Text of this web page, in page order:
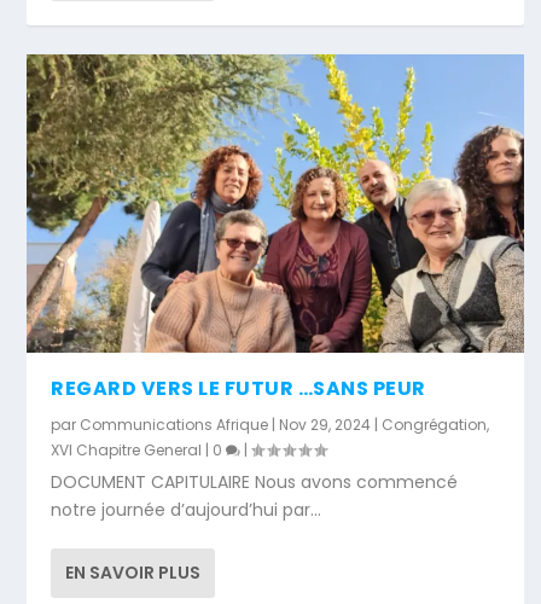
REGARD VERS LE FUTUR …SANS PEUR
par Communications Afrique | Nov 29, 2024 | Congrégation,
XVI Chapitre General | 0 |
DOCUMENT CAPITULAIRE Nous avons commencé
notre journée d’aujourd’hui par...
EN SAVOIR PLUS